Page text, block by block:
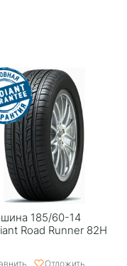
185/60-14
Road Runner 82H
Отложить